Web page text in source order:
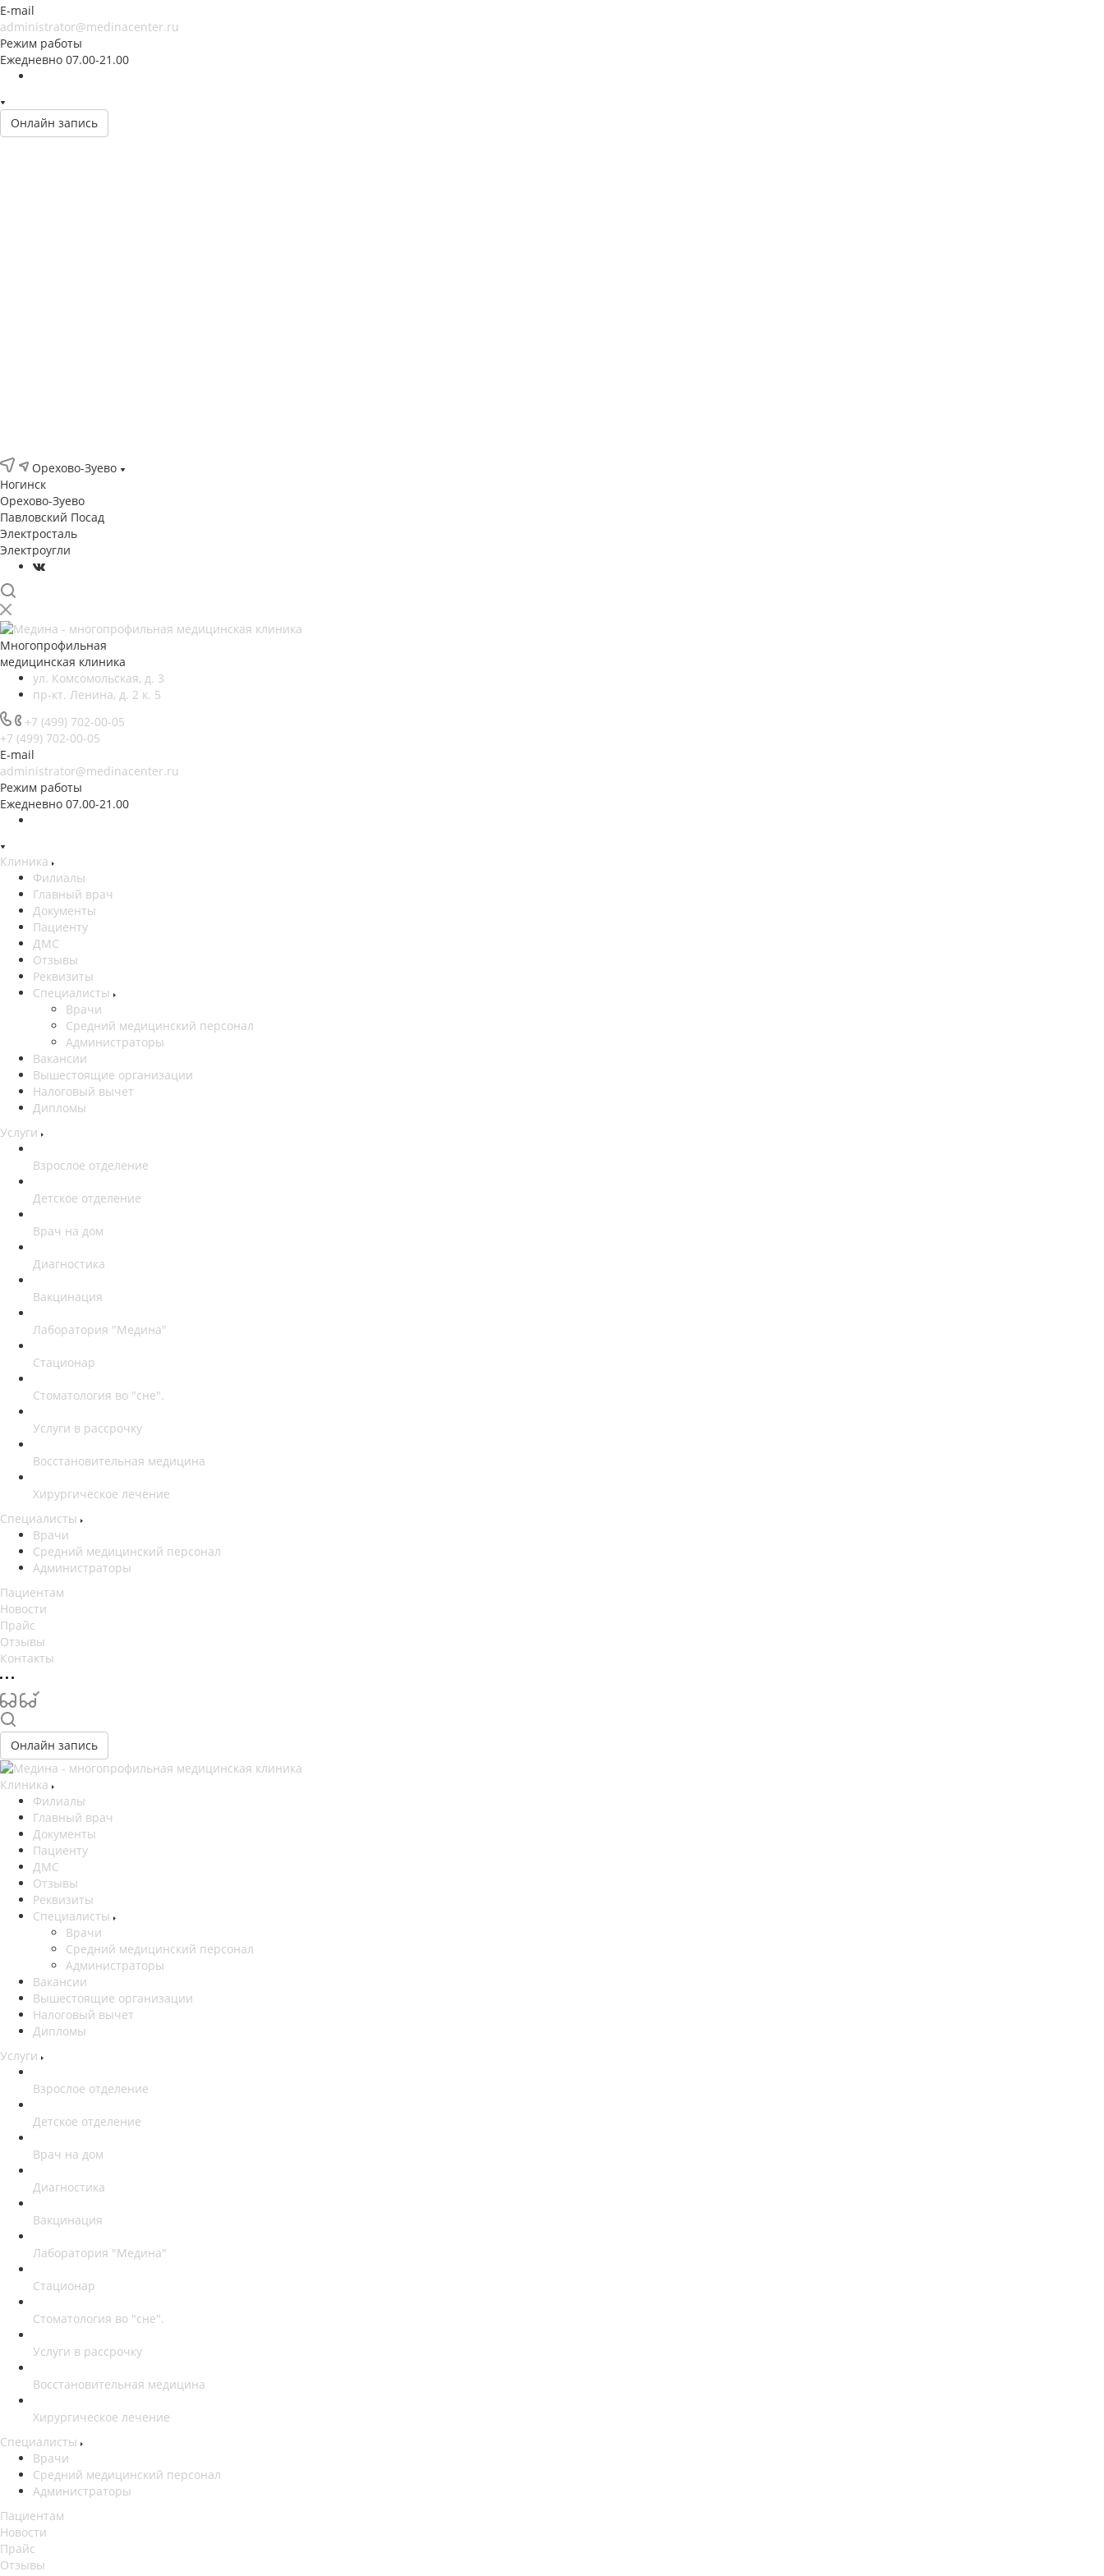
E-mail
administrator@medinacenter.ru
Режим работы
Ежедневно 07.00-21.00
Онлайн запись
Орехово-Зуево
Ногинск
Орехово-Зуево
Павловский Посад
Электросталь
Электроугли
Многопрофильная
медицинская клиника
ул. Комсомольская, д. 3
пр-кт. Ленина, д. 2 к. 5
+7 (499) 702-00-05
+7 (499) 702-00-05
E-mail
administrator@medinacenter.ru
Режим работы
Ежедневно 07.00-21.00
Клиника
Филиалы
Главный врач
Документы
Пациенту
ДМС
Отзывы
Реквизиты
Специалисты
Врачи
Средний медицинский персонал
Администраторы
Вакансии
Вышестоящие организации
Налоговый вычет
Дипломы
Услуги
Взрослое отделение
Детское отделение
Врач на дом
Диагностика
Вакцинация
Лаборатория "Медина"
Стационар
Стоматология во "сне".
Услуги в рассрочку
Восстановительная медицина
Хирургическое лечение
Специалисты
Врачи
Средний медицинский персонал
Администраторы
Пациентам
Новости
Прайс
Отзывы
Контакты
Онлайн запись
Клиника
Филиалы
Главный врач
Документы
Пациенту
ДМС
Отзывы
Реквизиты
Специалисты
Врачи
Средний медицинский персонал
Администраторы
Вакансии
Вышестоящие организации
Налоговый вычет
Дипломы
Услуги
Взрослое отделение
Детское отделение
Врач на дом
Диагностика
Вакцинация
Лаборатория "Медина"
Стационар
Стоматология во "сне".
Услуги в рассрочку
Восстановительная медицина
Хирургическое лечение
Специалисты
Врачи
Средний медицинский персонал
Администраторы
Пациентам
Новости
Прайс
Отзывы